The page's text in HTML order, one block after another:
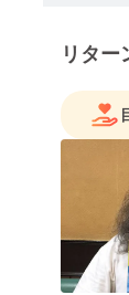
リター